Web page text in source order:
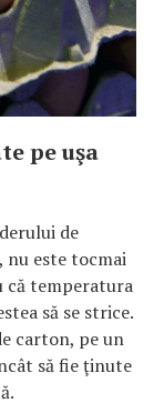
pe uşa
de
nu este tocmai
că temperatura
să se strice.
carton, pe un
să fie ţinute